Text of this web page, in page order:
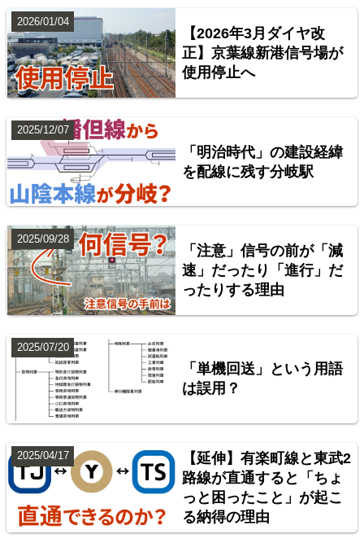
東海道本線（米原～神戸）
横浜線
5
総武本線
6
【2026年3月ダイヤ改
正】京葉線新港信号場が
使用停止へ
2026/01/04
「明治時代」の建設経緯
を配線に残す分岐駅
2025/12/07
「注意」信号の前が「減
速」だったり「進行」だ
ったりする理由
2025/09/28
「単機回送」という用語
は誤用？
2025/07/20
【延伸】有楽町線と東武2
路線が直通すると「ちょ
っと困ったこと」が起こ
る納得の理由
2025/04/17